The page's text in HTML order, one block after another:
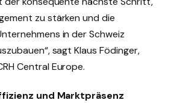
zu stärken und die
in der Schweiz
sagt Klaus Födinger,
Central Europe.
und Marktpräsenz